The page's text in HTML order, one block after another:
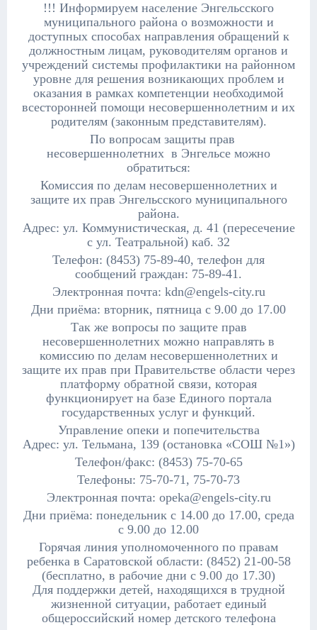
!!! Информируем население Энгельсского
муниципального района о возможности и
доступных способах направления обращений к
должностным лицам, руководителям органов и
учреждений системы профилактики на районном
уровне для решения возникающих проблем и
оказания в рамках компетенции необходимой
всесторонней помощи несовершеннолетним и их
родителям (законным представителям).
По вопросам защиты прав
несовершеннолетних в Энгельсе можно
обратиться:
Комиссия по делам несовершеннолетних и
защите их прав Энгельсского муниципального
района.
Адрес: ул. Коммунистическая, д. 41 (пересечение
с ул. Театральной) каб. 32
Телефон: (8453) 75-89-40, телефон для
сообщений граждан: 75-89-41.
Электронная почта: kdn@engels-city.ru
Дни приёма: вторник, пятница с 9.00 до 17.00
Так же вопросы по защите прав
несовершеннолетних можно направлять в
комиссию по делам несовершеннолетних и
защите их прав при Правительстве области через
платформу обратной связи, которая
функционирует на базе Единого портала
государственных услуг и функций.
Управление опеки и попечительства
Адрес: ул. Тельмана, 139 (остановка «СОШ №1»)
Телефон/факс: (8453) 75-70-65
Телефоны: 75-70-71, 75-70-73
Электронная почта: opeka@engels-city.ru
Дни приёма: понедельник с 14.00 до 17.00, среда
с 9.00 до 12.00
Горячая линия уполномоченного по правам
ребенка в Саратовской области: (8452) 21-00-58
(бесплатно, в рабочие дни с 9.00 до 17.30)
Для поддержки детей, находящихся в трудной
жизненной ситуации, работает единый
общероссийский номер детского телефона